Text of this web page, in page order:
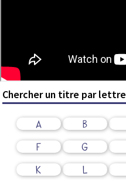
Chercher un titre par lettre
A B
F
G
K
L